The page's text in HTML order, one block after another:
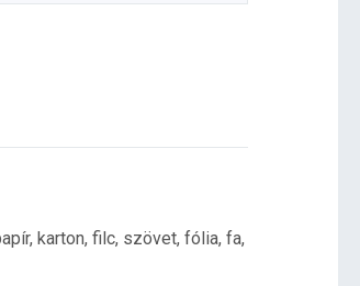
karton, filc, szövet, fólia, fa,